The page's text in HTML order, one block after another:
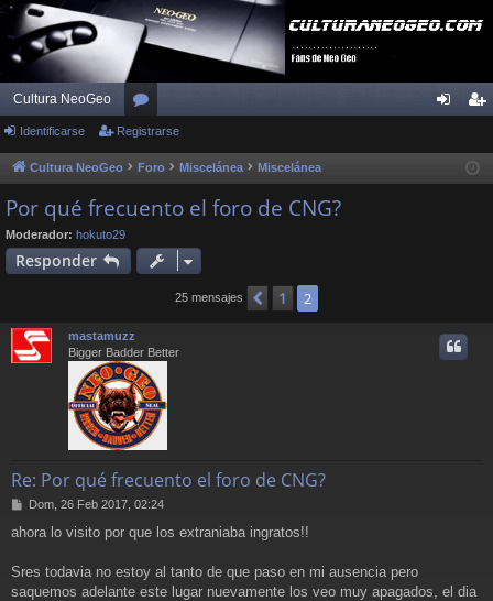
Cultura NeoGeo
or
os ist
Identificarse Registrarse
Cultura NeoGeo Foro Miscelánea Miscelánea
Por qué frecuento el foro de CNG?
Moderador: hokuto29
Responder
25 mensajes Anterior
1 2
mastamuzz
Bigger Badder Better
Re: Por qué frecuento el foro de CNG?
M
n
a
Dom, 26 Feb 2017, 02:24
ahora lo visito por que los extraniaba ingratos!!
Sres todavia no estoy al tanto de que paso en mi ausencia pero
saquemos adelante este lugar nuevamente los veo muy apagados, el dia